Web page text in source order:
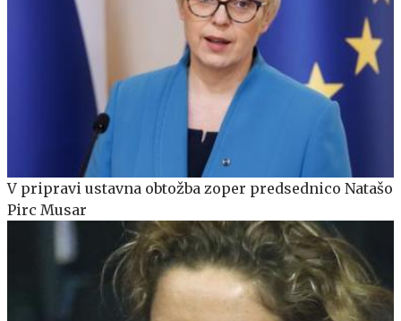
V pripravi ustavna obtožba zoper predsednico Natašo
Pirc Musar